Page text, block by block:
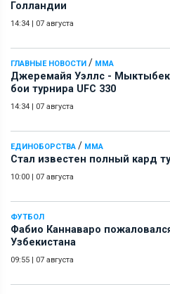
Голландии
14:34 | 07 августа
ГЛАВНЫЕ НОВОСТИ / ММА
Джеремайя Уэллс - Мыктыбек
бои турнира UFC 330
14:34 | 07 августа
ЕДИНОБОРСТВА / ММА
Стал известен полный кард
10:00 | 07 августа
ФУТБОЛ
Фабио Каннаваро
Узбекистана
09:55 | 07 августа